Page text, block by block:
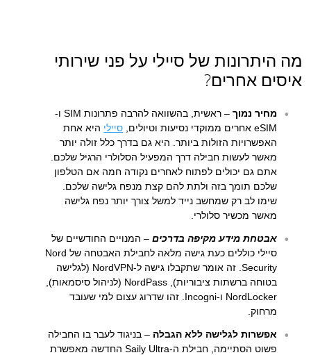
מה היתרונות של סיילי על פני שירותי
איסים אחרים?
מחיר נמוך
– ראשית, בהשוואה להרבה פתרונות SIM ו-
eSIM אחרים ממוקדי נסיעות וטיולים,
סיילי היא אחת
האפשרויות הזולות ביותר. היא גם בדרך כלל זולה יותר
מאשר לעשות חבילה דרך המפעיל הסלולרי הרגיל שלכם.
אתם גם יכולים לפתוח לאחרים נקודה חמה אם הטלפון
שלכם תומך בזה ולתת להם קצת מנפח גלישה שלכם.
שימו לב רק שמחשב נייד למשל צורך יותר נפח גלישה
מאשר מכשיר סלולרי.
אבטחת מידע מקיפה בדרכים– המנויים החודשיים של
סיילי כוללים כעת גישה מלאה לחבילת האבטחה של Nord
Security. זה אומר שתקבלו גישה ל-NordVPN (לגלישה
בטוחה ברשתות ציבוריות), NordPass (לניהול סיסמאות),
NordLocker ו-Incogni. זהו שדרוג עצום למי שעובד
מרחוק.
אפשרות לגלישה ללא הגבלה – בניגוד לעבר בו החבילה
פשוט הסתיימה, חבילת ה-Saily Ultra החדשה מאפשרת